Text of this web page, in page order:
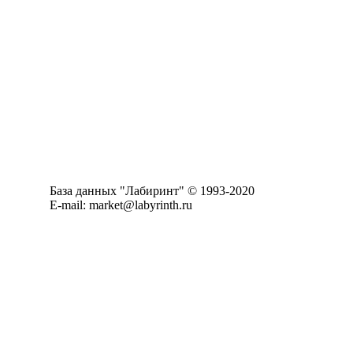
База данных "Лабиринт" © 1993-2020
E-mail: market@labyrinth.ru